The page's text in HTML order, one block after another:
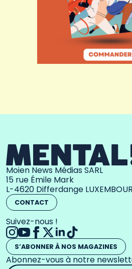
Moien News Médias SARL
15 rue Émile Mark
L-4620 Differdange
CONTACT
Suivez-nous !
S’ABONNER À NOS MAGAZINES
Abonnez-vous à notre